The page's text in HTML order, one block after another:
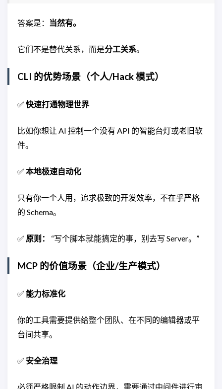
答案是： 当然有。
它们不是替代关系，而是分工关系。
CLI 的优势场景（个人/Hack 模式）
✅ 快速打通物理世界
比如你想让 AI 控制一个没有 API 的智能台灯或老旧软
件。
✅ 本地极速自动化
只有你一个人用，追求极致的开发效率，不在乎严格
的 Schema。
✅ 原则： “写个脚本就能搞定的事，别去写 Server。”
MCP 的价值场景（企业/生产模式）
✅ 能力标准化
你的工具需要提供给整个团队、在不同的编辑器或平
台间共享。
✅ 安全治理
必须严格限制 AI 的动作边界，需要通过中间件进行审